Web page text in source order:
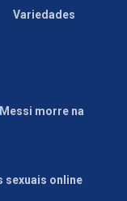
Variedades
morre na
sexuais online